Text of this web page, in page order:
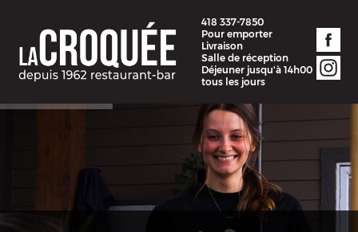
418 337-7850
Pour emporter
Livraison
Salle de réception
Déjeuner jusqu'à 14h00
tous les jours